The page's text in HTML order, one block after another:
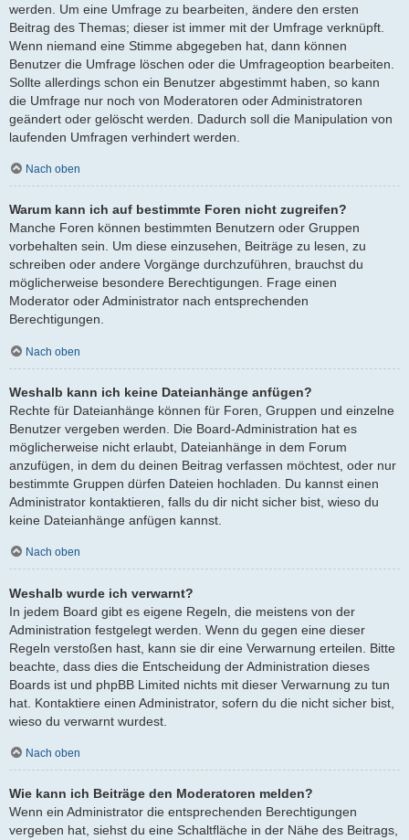
werden. Um eine Umfrage zu bearbeiten, ändere den ersten
Beitrag des Themas; dieser ist immer mit der Umfrage verknüpft.
Wenn niemand eine Stimme abgegeben hat, dann können
Benutzer die Umfrage löschen oder die Umfrageoption bearbeiten.
Sollte allerdings schon ein Benutzer abgestimmt haben, so kann
die Umfrage nur noch von Moderatoren oder Administratoren
geändert oder gelöscht werden. Dadurch soll die Manipulation von
laufenden Umfragen verhindert werden.
Nach oben
Warum kann ich auf bestimmte Foren nicht zugreifen?
Manche Foren können bestimmten Benutzern oder Gruppen
vorbehalten sein. Um diese einzusehen, Beiträge zu lesen, zu
schreiben oder andere Vorgänge durchzuführen, brauchst du
möglicherweise besondere Berechtigungen. Frage einen
Moderator oder Administrator nach entsprechenden
Berechtigungen.
Nach oben
Weshalb kann ich keine Dateianhänge anfügen?
Rechte für Dateianhänge können für Foren, Gruppen und einzelne
Benutzer vergeben werden. Die Board-Administration hat es
möglicherweise nicht erlaubt, Dateianhänge in dem Forum
anzufügen, in dem du deinen Beitrag verfassen möchtest, oder nur
bestimmte Gruppen dürfen Dateien hochladen. Du kannst einen
Administrator kontaktieren, falls du dir nicht sicher bist, wieso du
keine Dateianhänge anfügen kannst.
Nach oben
Weshalb wurde ich verwarnt?
In jedem Board gibt es eigene Regeln, die meistens von der
Administration festgelegt werden. Wenn du gegen eine dieser
Regeln verstoßen hast, kann sie dir eine Verwarnung erteilen. Bitte
beachte, dass dies die Entscheidung der Administration dieses
Boards ist und phpBB Limited nichts mit dieser Verwarnung zu tun
hat. Kontaktiere einen Administrator, sofern du die nicht sicher bist,
wieso du verwarnt wurdest.
Nach oben
Wie kann ich Beiträge den Moderatoren melden?
Wenn ein Administrator die entsprechenden Berechtigungen
vergeben hat, siehst du eine Schaltfläche in der Nähe des Beitrags,